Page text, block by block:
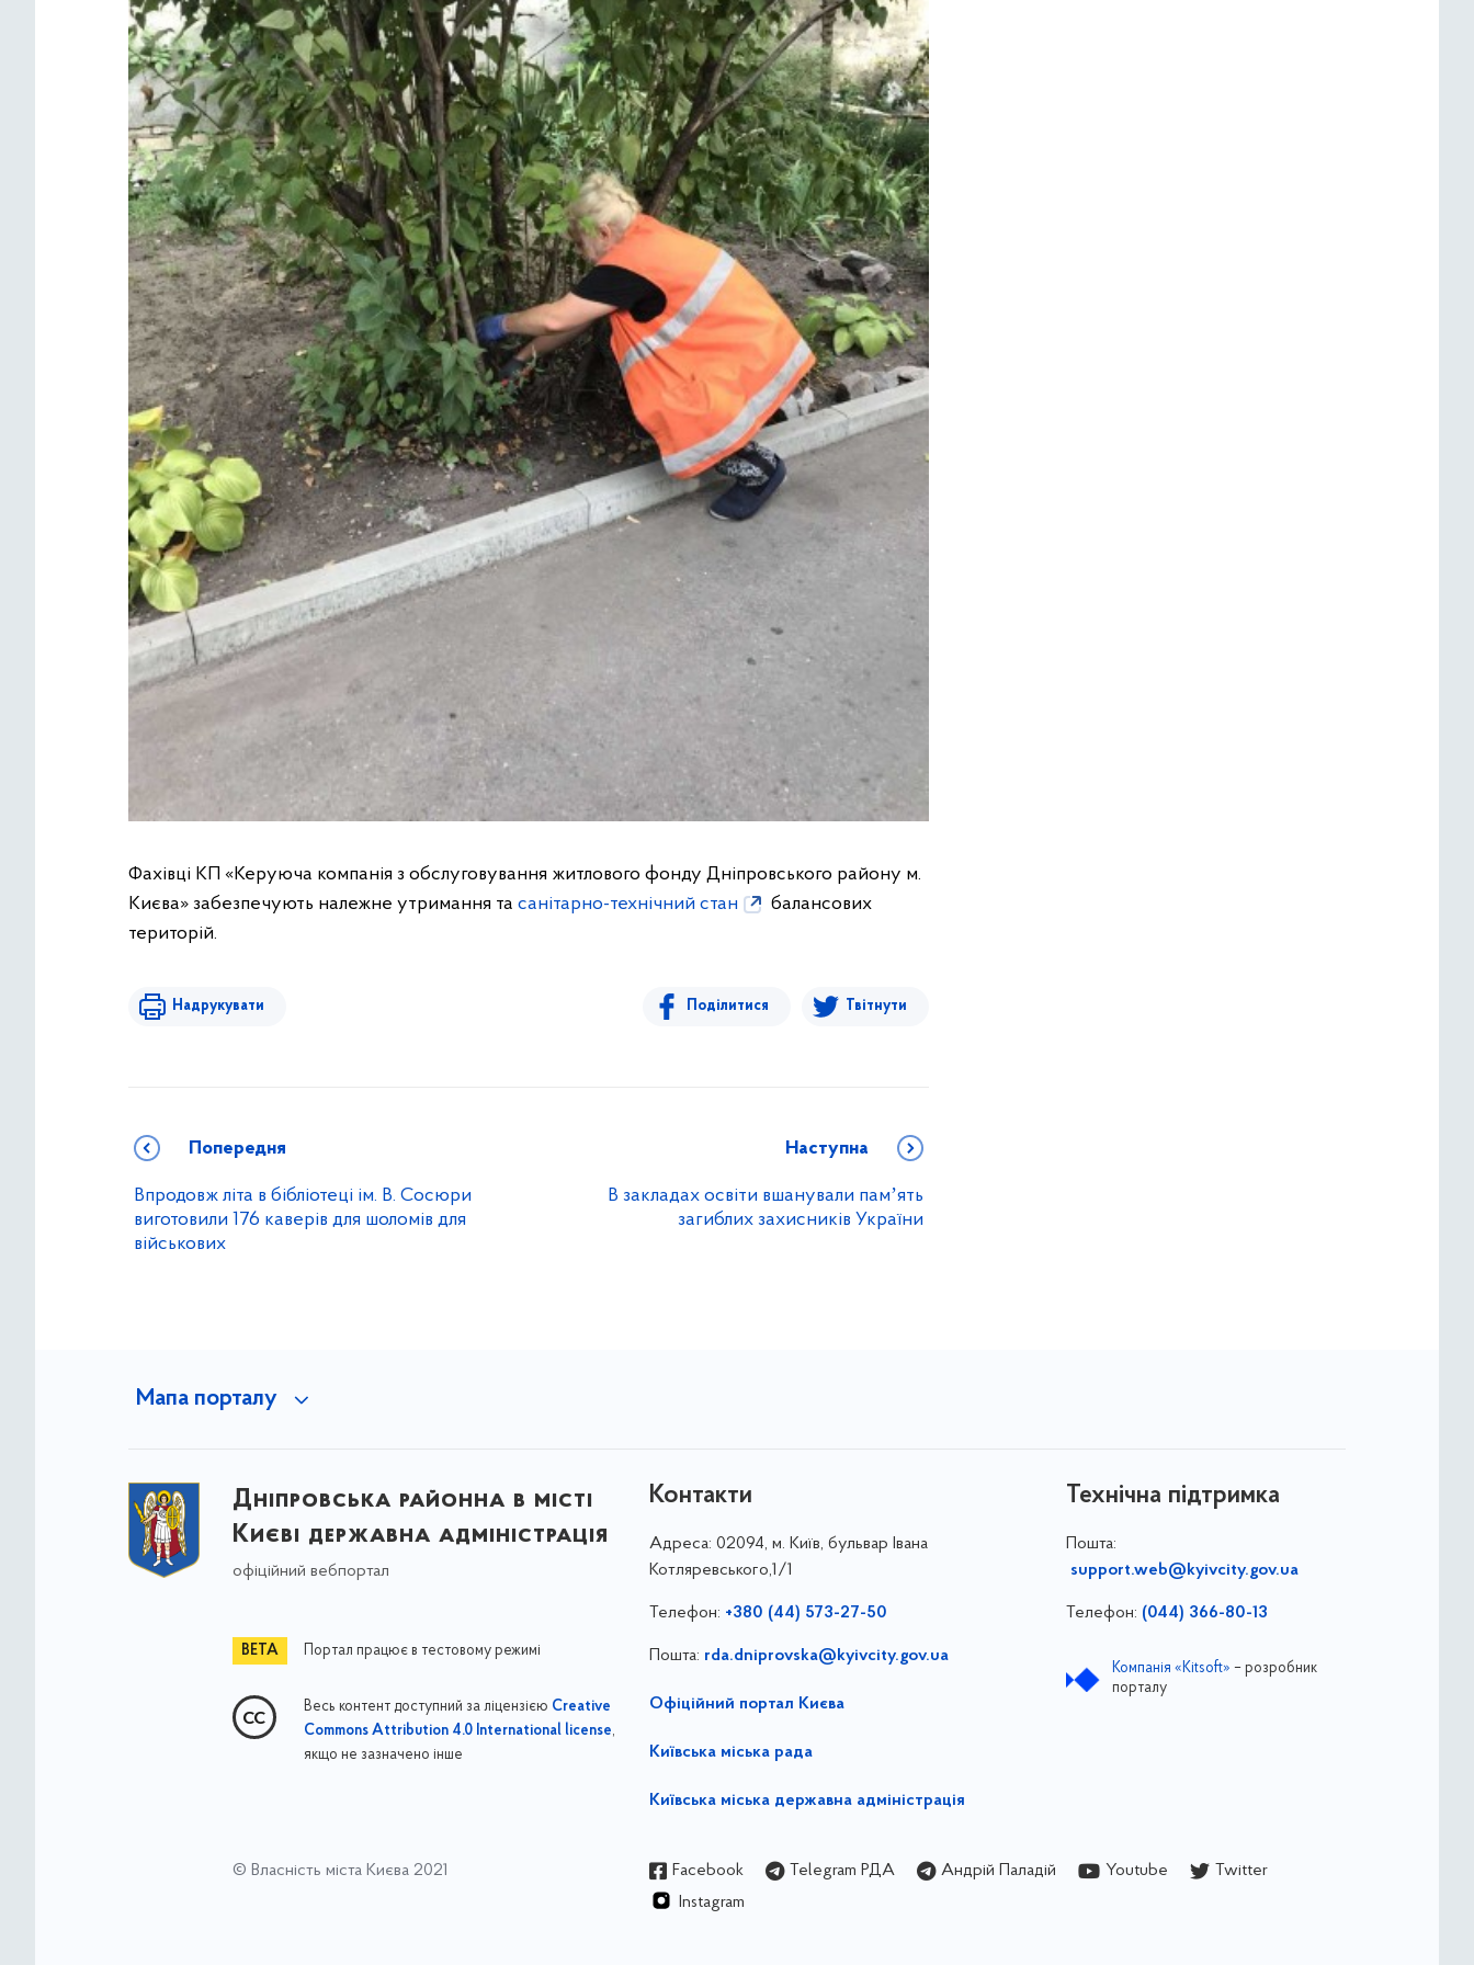
Фахівці КП «Керуюча компанія з обслуговування житлового фонду Дніпровського району м.
Києва» забезпечують належне утримання та санітарно-технічний стан
балансових
територій.
Надрукувати Поділитися Твітнути
Попередня
Впродовж літа в бібліотеці ім. В. Сосюри
виготовили 176 каверів для шоломів для
військових
Наступна
В закладах освіти вшанували памʼять
загиблих захисників України
Мапа порталу
Дніпровська районна в місті
Києві державна адміністрація
офіційний вебпортал
Портал працює в тестовому режимі
Весь контент доступний за ліцензією Creative
Commons Attribution 4.0 International license,
якщо не зазначено інше
Контакти
Адреса: 02094, м. Київ, бульвар Івана
Котляревського,1/1
Телефон: +380 (44) 573-27-50
Пошта: rda.dniprovska@kyivcity.gov.ua
Офіційний портал Києва
Київська міська рада
Київська міська державна адміністрація
Технічна підтримка
Пошта:
support.web@kyivcity.gov.ua
Телефон: (044) 366-80-13
Компанія «Kitsoft» – розробник
порталу
© Власність міста Києва 2021 Facebook Telegram РДА Андрій Паладій Youtube
Twitter
Instagram